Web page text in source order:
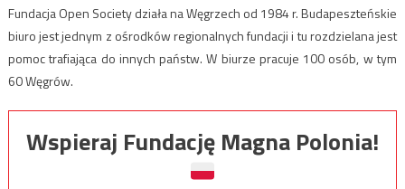
Fundacja Open Society działa na Węgrzech od 1984 r. Budapeszteńskie
biuro jest jednym z ośrodków regionalnych fundacji i tu rozdzielana jest
pomoc trafiająca do innych państw. W biurze pracuje 100 osób, w tym
60 Węgrów.
Wspieraj Fundację Magna Polonia!